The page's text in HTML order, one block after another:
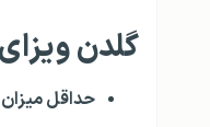
گلدن
حداقل